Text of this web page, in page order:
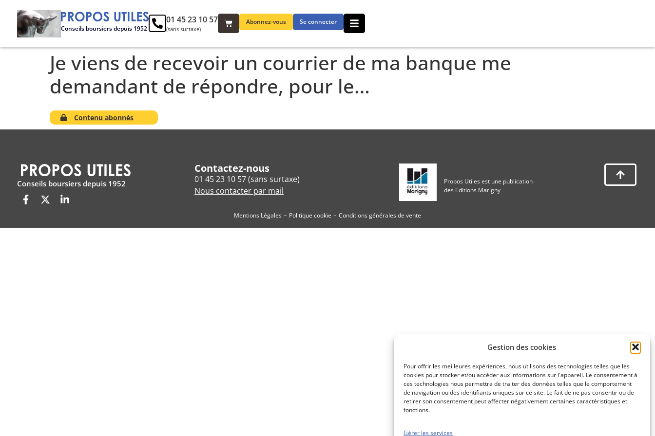
Gestion des cookies
Pour offrir les meilleures expériences, nous utilisons des technologies telles que les
cookies pour stocker et/ou accéder aux informations sur l'appareil. Le consentement à
ces technologies nous permettra de traiter des données telles que le comportement
de navigation ou des identifiants uniques sur ce site. Le fait de ne pas consentir ou de
retirer son consentement peut affecter négativement certaines caractéristiques et
fonctions.
Gérer les services
Conseils boursiers depuis 1952
Abonnez-vous Se connecter
01 45 23 10 57
(sans surtaxe)
Je viens de recevoir un courrier de ma banque me
demandant de répondre, pour le…
Contenu abonnés
Conseils boursiers depuis 1952
Contactez-nous
01 45 23 10 57 (sans surtaxe)
Nous contacter par mail
Propos Utiles est une publication
des Editions Marigny
Mentions Légales Politique cookie Conditions générales de vente